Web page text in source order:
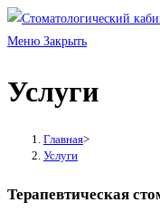
Перейти
к
Меню Закрыть
Услуги
Главная>
Услуги
Терапевтическая